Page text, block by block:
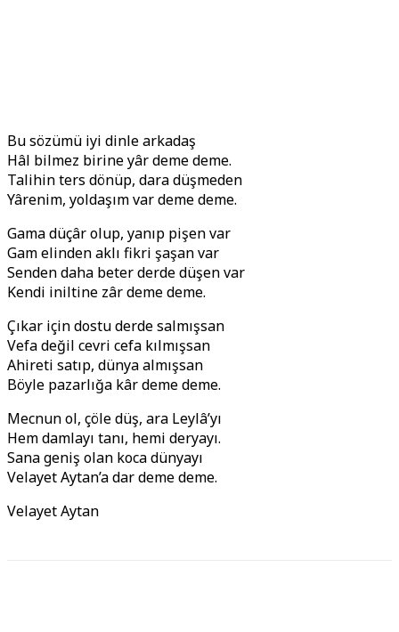
Bu sözümü iyi dinle arkadaş
Hâl bilmez birine yâr deme deme.
Talihin ters dönüp, dara düşmeden
Yârenim, yoldaşım var deme deme.
Gama düçâr olup, yanıp pişen var
Gam elinden aklı fikri şaşan var
Senden daha beter derde düşen var
Kendi iniltine zâr deme deme.
Çıkar için dostu derde salmışsan
Vefa değil cevri cefa kılmışsan
Ahireti satıp, dünya almışsan
Böyle pazarlığa kâr deme deme.
Mecnun ol, çöle düş, ara Leylâ’yı
Hem damlayı tanı, hemi deryayı.
Sana geniş olan koca dünyayı
Velayet Aytan’a dar deme deme.
Velayet Aytan